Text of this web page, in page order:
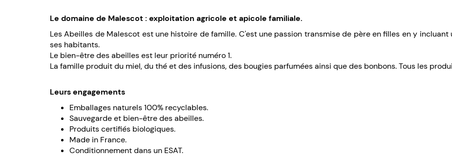
Le domaine de Malescot : exploitation agricole et apicole familiale.
Les Abeilles de Malescot est une histoire de famille. C'est une passion transmise de père en filles en y
ses habitants.
Le bien-être des abeilles est leur priorité numéro 1.
La famille produit du miel, du thé et des infusions, des bougies parfumées ainsi que des bonbons. Tous les
Leurs engagements
Emballages naturels 100% recyclables.
Sauvegarde et bien-être des abeilles.
Produits certifiés biologiques.
Made in France.
Conditionnement dans un ESAT.